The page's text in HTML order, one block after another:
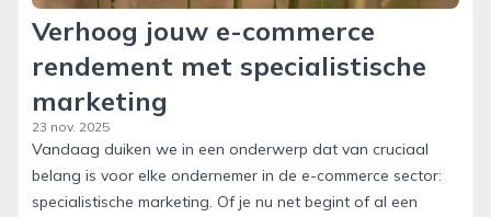
Verhoog jouw e-commerce
rendement met specialistische
marketing
23 nov. 2025
Vandaag duiken we in een onderwerp dat van cruciaal
belang is voor elke ondernemer in de e-commerce sector:
specialistische marketing. Of je nu net begint of al een